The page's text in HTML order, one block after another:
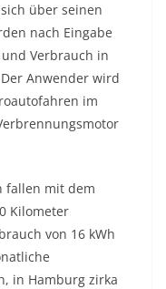
über seinen
nach Eingabe
Verbrauch in
Anwender wird
im
fallen mit dem
Kilometer
von 16 kWh
in Hamburg zirka